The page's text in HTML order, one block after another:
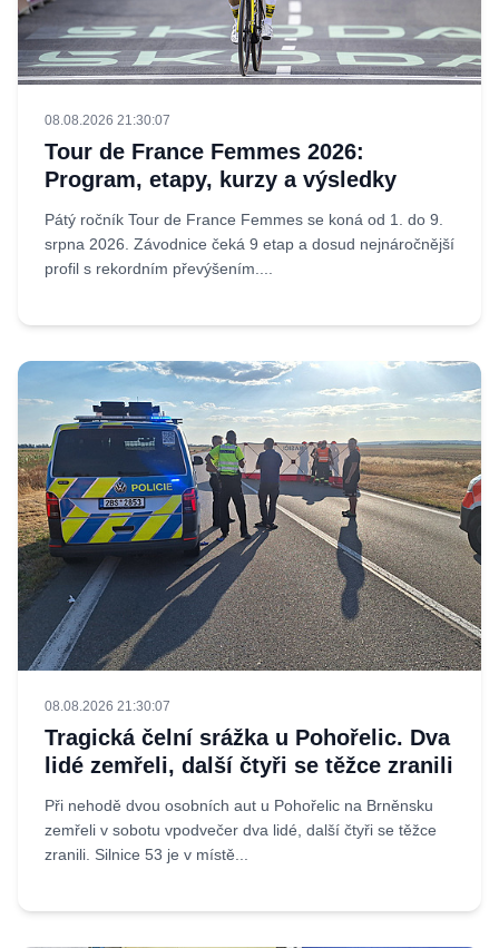
08.08.2026 21:30:07
Tour de France Femmes 2026:
Program, etapy, kurzy a výsledky
Pátý ročník Tour de France Femmes se koná od 1. do 9.
srpna 2026. Závodnice čeká 9 etap a dosud nejnáročnější
profil s rekordním převýšením....
08.08.2026 21:30:07
Tragická čelní srážka u Pohořelic. Dva
lidé zemřeli, další čtyři se těžce zranili
Při nehodě dvou osobních aut u Pohořelic na Brněnsku
zemřeli v sobotu vpodvečer dva lidé, další čtyři se těžce
zranili. Silnice 53 je v místě...